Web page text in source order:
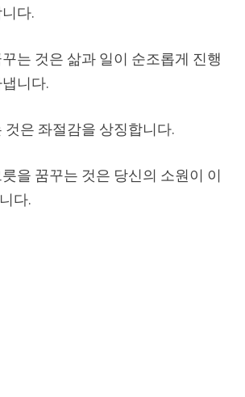
다.
는 것은 삶과 일이 순조롭게 진행
니다.
것은 좌절감을 상징합니다.
을 꿈꾸는 것은 당신의 소원이 이
다.